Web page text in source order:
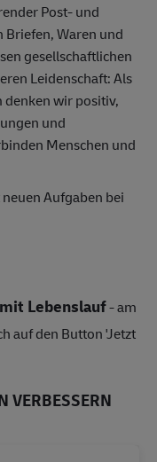
Post- und
Briefen, Waren und
gesellschaftlichen
Leidenschaft: Als
denken wir positiv,
und
Menschen und
Aufgaben bei
mit Lebenslauf- am
auf den Button 'Jetzt
VERBESSERN